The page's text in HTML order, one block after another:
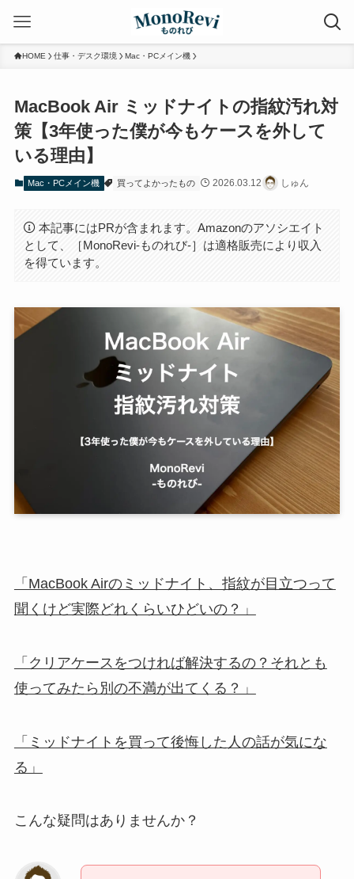
HOME 仕事・デスク環境 Mac・PCメイン機
MacBook Air ミッドナイトの指紋汚れ対
策【3年使った僕が今もケースを外して
いる理由】
Mac・PCメイン機 買ってよかったもの 2026.03.12 しゅん
本記事にはPRが含まれます。Amazonのアソシエイト
として、［MonoRevi-ものれび-］は適格販売により収入
を得ています。
「MacBook Airのミッドナイト、指紋が目立つって
聞くけど実際どれくらいひどいの？」
「クリアケースをつければ解決するの？それとも
使ってみたら別の不満が出てくる？」
「ミッドナイトを買って後悔した人の話が気にな
る」
こんな疑問はありませんか？